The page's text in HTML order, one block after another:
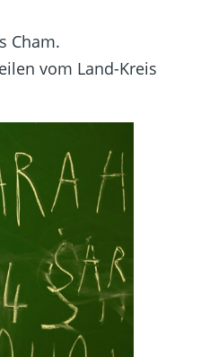
Cham.
vom Land-Kreis